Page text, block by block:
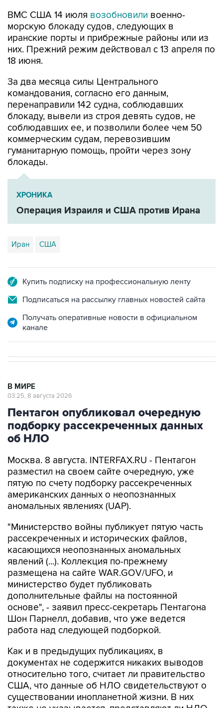
иранские порты и прибрежные районы или из
них. Прежний режим действовал с 13 апреля по
18 июня.
За два месяца силы Центрального
перенаправили 142 судна, соблюдавших
блокаду, вывели из строя девять судов, не
соблюдавших ее, и позволили более чем 50
коммерческим судам, перевозившим
гуманитарную помощь, пройти через зону
блокады.
ХРОНИКА
Операция Израиля и США против Ирана
Иран США
Подписаться на рассылку главных новостей сайта
Получать оперативные новости в официальном
Пентагон опубликовал очередную
подборку рассекреченных данных
об НЛО
Москва. 8 августа. INTERFAX.RU - Пентагон
пятую по счету подборку рассекреченных
американских данных о неопознанных
аномальных явлениях (UAP).
"Министерство войны публикует пятую часть
касающихся неопознанных аномальных
явлений (...). Коллекция по-прежнему
размещена на сайте WAR.GOV/UFO, и
министерство будет публиковать
дополнительные файлы на постоянной
основе", - заявил пресс-секретарь Пентагона
Шон Парнелл, добавив, что уже ведется
работа над следующей подборкой.
Как и в предыдущих публикациях, в
относительно того, считает ли правительство
США, что данные об НЛО свидетельствуют о
существовании инопланетной жизни. В них
также не указывается, представляют ли НЛО
угрозу национальной безопасности США.